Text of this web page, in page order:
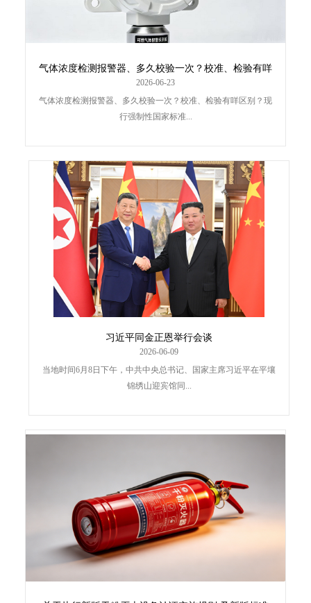
气体浓度检测报警器、多久校验一次？校准、检验有咩
区别？
2026-06-23
气体浓度检测报警器、多久校验一次？校准、检验有咩区别？现
行强制性国家标准...
习近平同金正恩举行会谈
2026-06-09
当地时间6月8日下午，中共中央总书记、国家主席习近平在平壤
锦绣山迎宾馆同...